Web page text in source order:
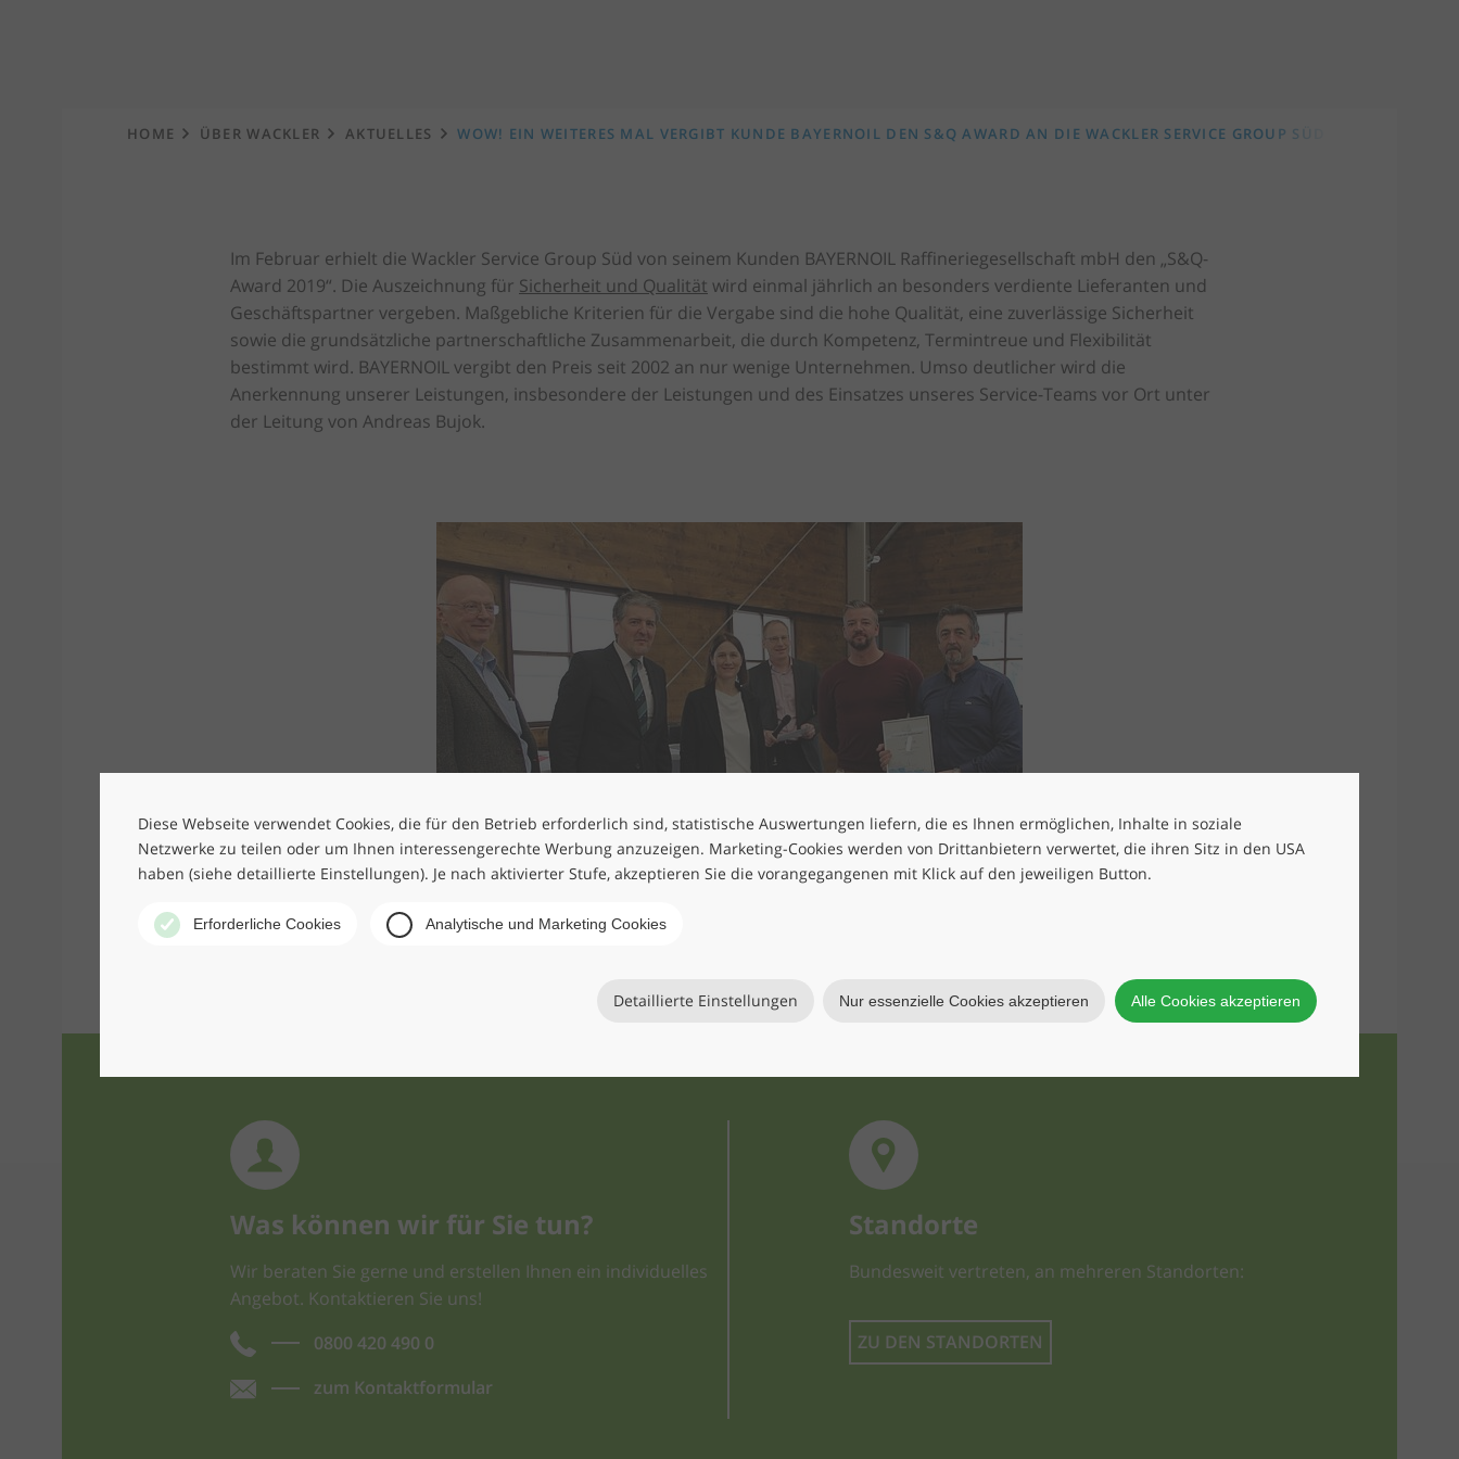
Diese Webseite verwendet Cookies, die für den Betrieb erforderlich sind, statistische Auswertungen liefern, die es Ihnen ermöglichen, Inhalte in soziale
Netzwerke zu teilen oder um Ihnen interessengerechte Werbung anzuzeigen. Marketing-Cookies werden von Drittanbietern verwertet, die ihren Sitz in den USA
haben (siehe detaillierte Einstellungen). Je nach aktivierter Stufe, akzeptieren Sie die vorangegangenen mit Klick auf den jeweiligen Button.
Erforderliche Cookies Analytische und Marketing Cookies
Detaillierte Einstellungen Nur essenzielle Cookies akzeptieren Alle Cookies akzeptieren
HOME ÜBER WACKLER AKTUELLES WOW! EIN WEITERES MAL VERGIBT KUNDE BAYERNOIL DEN S&Q AWARD AN DIE WACKLER SERVICE GROUP SÜD
Im Februar erhielt die Wackler Service Group Süd von seinem Kunden BAYERNOIL Raffineriegesellschaft mbH den „S&Q-
Award 2019“. Die Auszeichnung für Sicherheit und Qualität wird einmal jährlich an besonders verdiente Lieferanten und
Geschäftspartner vergeben. Maßgebliche Kriterien für die Vergabe sind die hohe Qualität, eine zuverlässige Sicherheit
sowie die grundsätzliche partnerschaftliche Zusammenarbeit, die durch Kompetenz, Termintreue und Flexibilität
bestimmt wird. BAYERNOIL vergibt den Preis seit 2002 an nur wenige Unternehmen. Umso deutlicher wird die
Anerkennung unserer Leistungen, insbesondere der Leistungen und des Einsatzes unseres Service-Teams vor Ort unter
der Leitung von Andreas Bujok.
Was können wir für Sie tun?
Wir beraten Sie gerne und erstellen Ihnen ein individuelles
Angebot. Kontaktieren Sie uns!
0800 420 490 0
zum Kontaktformular
Standorte
Bundesweit vertreten, an mehreren Standorten:
ZU DEN STANDORTEN